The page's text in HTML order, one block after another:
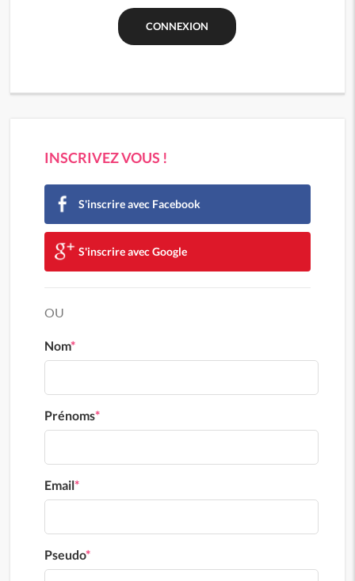
INSCRIVEZ VOUS !
S'inscrire avec Facebook
S'inscrire avec Google
OU
Nom*
Prénoms*
Email*
Pseudo*